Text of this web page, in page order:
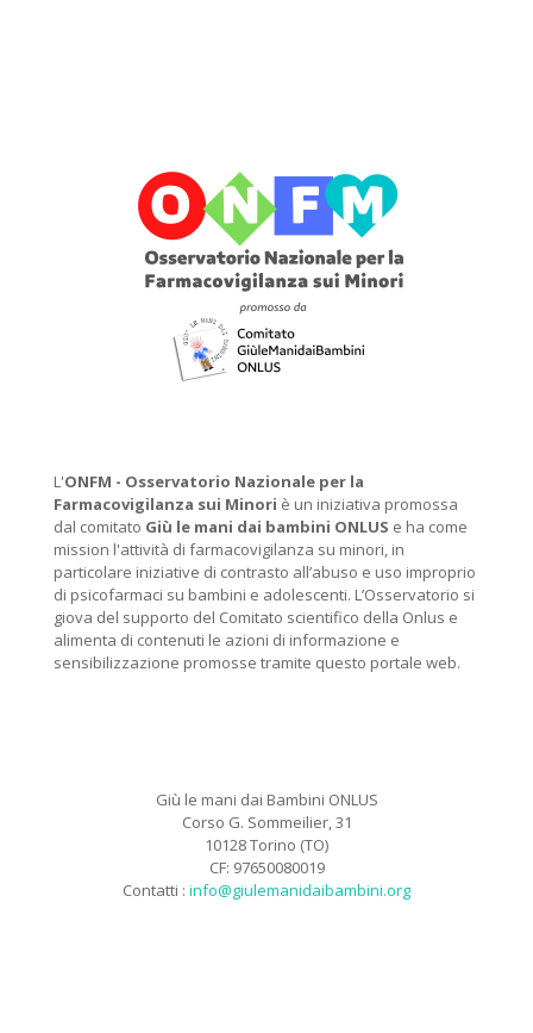
L'ONFM - Osservatorio Nazionale per la
Farmacovigilanza sui Minori è un iniziativa promossa
dal comitato Giù le mani dai bambini ONLUS e ha come
mission l'attività di farmacovigilanza su minori, in
particolare iniziative di contrasto all’abuso e uso improprio
di psicofarmaci su bambini e adolescenti. L’Osservatorio si
giova del supporto del Comitato scientifico della Onlus e
alimenta di contenuti le azioni di informazione e
sensibilizzazione promosse tramite questo portale web.
Giù le mani dai Bambini ONLUS
Corso G. Sommeilier, 31
10128 Torino (TO)
CF: 97650080019
Contatti : info@giulemanidaibambini.org